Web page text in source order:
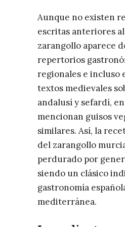
Aunque no existen
escritas anteriores
zarangollo aparece
repertorios
regionales e incluso
textos medievales
andalusí y sefardí,
mencionan guisos
similares. Así, la
del zarangollo
perdurado por
siendo un clásico
gastronomía
mediterránea.